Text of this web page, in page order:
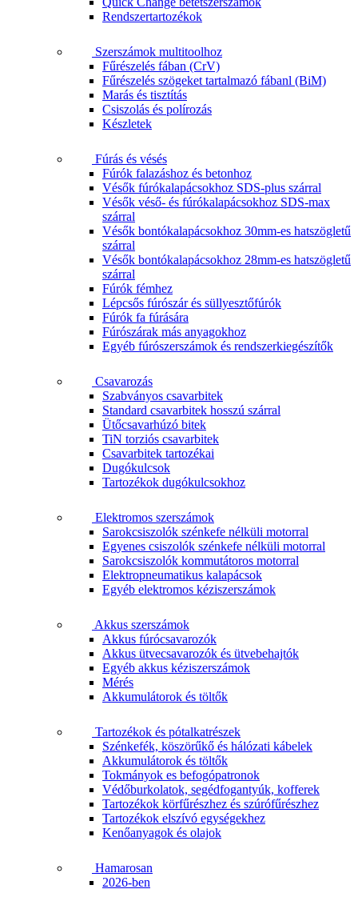
Rendszertartozékok
Szerszámok multitoolhoz
Fűrészelés fában (CrV)
Fűrészelés szögeket tartalmazó fábanl (BiM)
Marás és tisztítás
Csiszolás és polírozás
Készletek
Fúrás és vésés
Fúrók falazáshoz és betonhoz
Vésők fúrókalapácsokhoz SDS-plus szárral
Vésők véső- és fúrókalapácsokhoz SDS-max
szárral
Vésők bontókalapácsokhoz 30mm-es hatszögletű
szárral
Vésők bontókalapácsokhoz 28mm-es hatszögletű
szárral
Fúrók fémhez
Lépcsős fúrószár és süllyesztőfúrók
Fúrók fa fúrására
Fúrószárak más anyagokhoz
Egyéb fúrószerszámok és rendszerkiegészítők
Csavarozás
Szabványos csavarbitek
Standard csavarbitek hosszú szárral
Ütőcsavarhúzó bitek
TiN torziós csavarbitek
Csavarbitek tartozékai
Dugókulcsok
Tartozékok dugókulcsokhoz
Elektromos szerszámok
Sarokcsiszolók szénkefe nélküli motorral
Egyenes csiszolók szénkefe nélküli motorral
Sarokcsiszolók kommutátoros motorral
Elektropneumatikus kalapácsok
Egyéb elektromos kéziszerszámok
Akkus szerszámok
Akkus fúrócsavarozók
Akkus ütvecsavarozók és ütvebehajtók
Egyéb akkus kéziszerszámok
Mérés
Akkumulátorok és töltők
Tartozékok és pótalkatrészek
Szénkefék, köszörűkő és hálózati kábelek
Akkumulátorok és töltők
Tokmányok es befogópatronok
Védőburkolatok, segédfogantyúk, kofferek
Tartozékok körfűrészhez és szúrófűrészhez
Tartozékok elszívó egységekhez
Kenőanyagok és olajok
Hamarosan
2026-ben